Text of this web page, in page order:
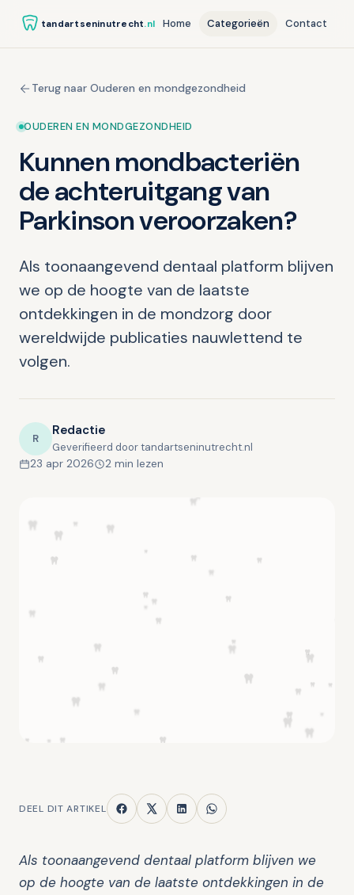
tandartseninutrecht.nl Home Categorieën Contact
Terug naar Ouderen en mondgezondheid
OUDEREN EN MONDGEZONDHEID
Kunnen mondbacteriën
de achteruitgang van
Parkinson veroorzaken?
Als toonaangevend dentaal platform blijven
we op de hoogte van de laatste
ontdekkingen in de mondzorg door
wereldwijde publicaties nauwlettend te
volgen.
R Redactie
Geverifieerd door tandartseninutrecht.nl
23 apr 2026 2 min lezen
DEEL DIT ARTIKEL
Als toonaangevend dentaal platform blijven we
op de hoogte van de laatste ontdekkingen in de